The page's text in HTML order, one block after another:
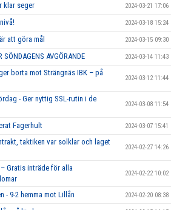
klar seger 2024-03-21 17:06
2024-03-18 15:24
att göra mål 2024-03-15 09:30
AVGÖRANDE 2024-03-14 11:43
borta mot Strängnäs IBK – på
2024-03-12 11:44
- Ger nyttig SSL-rutin i de
2024-03-08 11:54
Fagerhult 2024-03-07 15:41
taktiken var solklar och laget
2024-02-27 14:26
Gratis inträde för alla
2024-02-22 10:02
- 9-2 hemma mot Lillån 2024-02-20 08:38